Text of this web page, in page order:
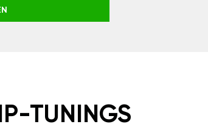
TUNINGS